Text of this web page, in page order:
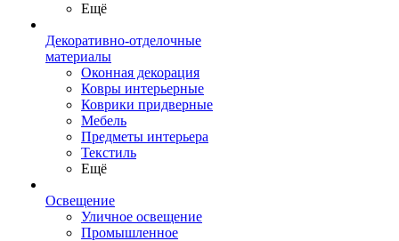
Ещё
Декоративно-отделочные
материалы
Оконная декорация
Ковры интерьерные
Коврики придверные
Мебель
Предметы интерьера
Текстиль
Ещё
Освещение
Уличное освещение
Промышленное